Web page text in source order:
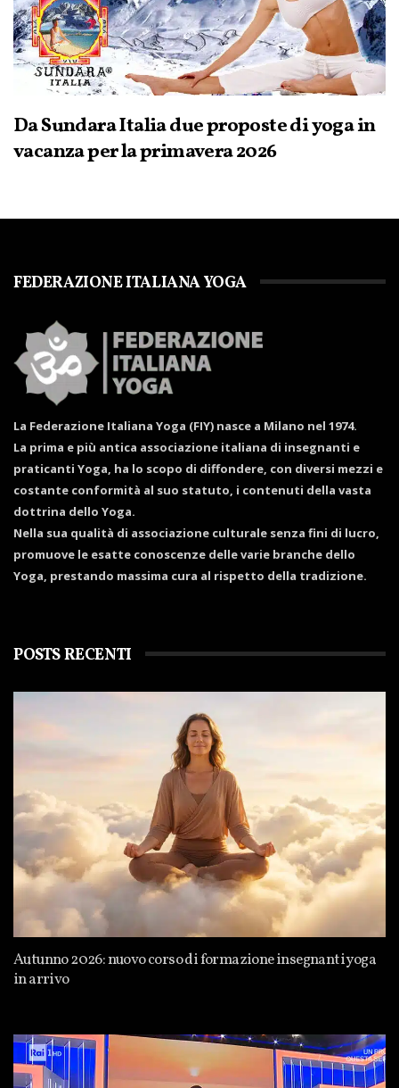
Da Sundara Italia due proposte di yoga in
vacanza per la primavera 2026
FEDERAZIONE ITALIANA YOGA
La Federazione Italiana Yoga (FIY) nasce a Milano nel 1974.
La prima e più antica associazione italiana di insegnanti e
praticanti Yoga, ha lo scopo di diffondere, con diversi mezzi e
costante conformità al suo statuto, i contenuti della vasta
dottrina dello Yoga.
Nella sua qualità di associazione culturale senza fini di lucro,
promuove le esatte conoscenze delle varie branche dello
Yoga, prestando massima cura al rispetto della tradizione.
POSTS RECENTI
Autunno 2026: nuovo corso di formazione insegnanti yoga
in arrivo